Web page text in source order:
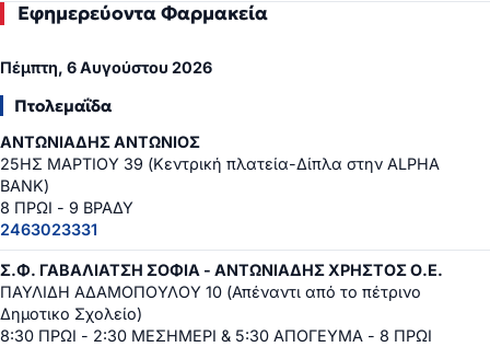
Εφημερεύοντα Φαρμακεία
Πέμπτη, 6 Αυγούστου 2026
Πτολεμαΐδα
ΑΝΤΩΝΙΑΔΗΣ ΑΝΤΩΝΙΟΣ
25ΗΣ ΜΑΡΤΙΟΥ 39 (Κεντρική πλατεία-Δίπλα στην ALPHA
BANK)
8 ΠΡΩΙ - 9 ΒΡΑΔΥ
2463023331
Σ.Φ. ΓΑΒΑΛΙΑΤΣΗ ΣΟΦΙΑ - ΑΝΤΩΝΙΑΔΗΣ ΧΡΗΣΤΟΣ Ο.Ε.
ΠΑΥΛΙΔΗ ΑΔΑΜΟΠΟΥΛΟΥ 10 (Απέναντι από το πέτρινο
Δημοτικο Σχολείο)
8:30 ΠΡΩΙ - 2:30 ΜΕΣΗΜΕΡΙ & 5:30 ΑΠΟΓΕΥΜΑ - 8 ΠΡΩΙ